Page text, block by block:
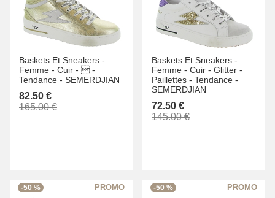
Baskets Et Sneakers -
Femme - Cuir -  -
Tendance - SEMERDJIAN
82.50 €
165.00 €
Baskets Et Sneakers -
Femme - Cuir - Glitter -
Paillettes - Tendance -
SEMERDJIAN
72.50 €
145.00 €
-50 % -50 %